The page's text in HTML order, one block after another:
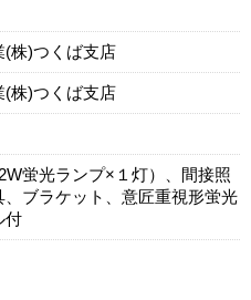
(株)つくば支店
(株)つくば支店
蛍光ランプ×１灯）、間接照
、ブラケット、意匠重視形蛍光
付